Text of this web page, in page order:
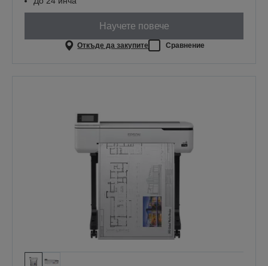
Научете повече
Откъде да закупите Сравнение